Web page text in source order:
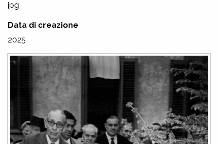
jpg
Data di creazione
2025